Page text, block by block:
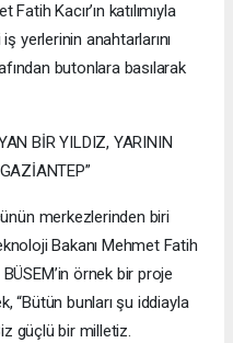
Kacır’ın katılımıyla
yerlerinin anahtarlarını
butonlara basılarak
BİR YILDIZ, YARININ
merkezlerinden biri
Bakanı Mehmet Fatih
örnek bir proje
“Bütün bunları şu iddiayla
güçlü bir milletiz.